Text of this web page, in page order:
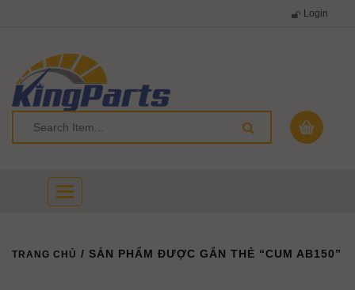
Login
Toggle
navigation
TRANG CHỦ / SẢN PHẨM ĐƯỢC GẮN THẺ “CUM AB150”